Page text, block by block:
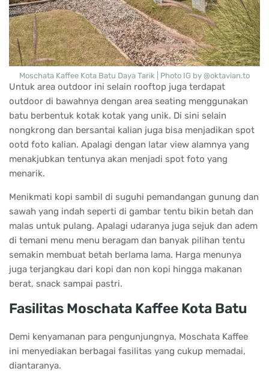
Moschata Kaffee Kota Batu Daya Tarik | Photo IG by @oktavian.to
Untuk area outdoor ini selain rooftop juga terdapat
outdoor di bawahnya dengan area seating menggunakan
batu berbentuk kotak kotak yang unik. Di sini selain
nongkrong dan bersantai kalian juga bisa menjadikan spot
ootd foto kalian. Apalagi dengan latar view alamnya yang
menakjubkan tentunya akan menjadi spot foto yang
menarik.
Menikmati kopi sambil di suguhi pemandangan gunung dan
sawah yang indah seperti di gambar tentu bikin betah dan
malas untuk pulang. Apalagi udaranya juga sejuk dan adem
di temani menu menu beragam dan banyak pilihan tentu
semakin membuat betah berlama lama. Harga menunya
juga terjangkau dari kopi dan non kopi hingga makanan
berat, snack sampai pastri.
Fasilitas Moschata Kaffee Kota Batu
Demi kenyamanan para pengunjungnya, Moschata Kaffee
ini menyediakan berbagai fasilitas yang cukup memadai,
diantaranya.